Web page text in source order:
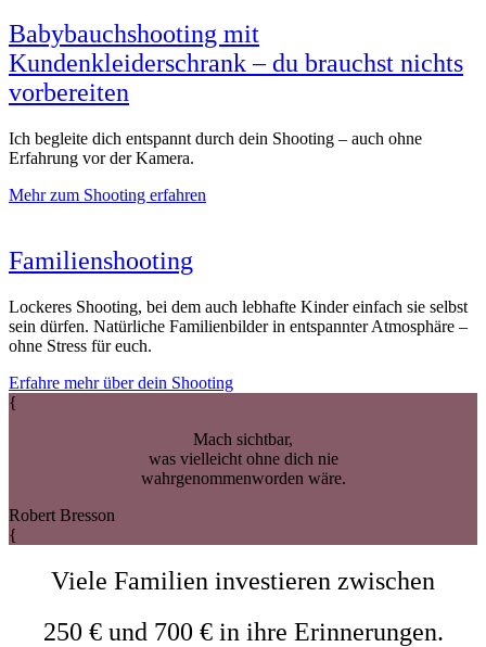
Babybauchshooting mit
Kundenkleiderschrank – du brauchst nichts
vorbereiten
Ich begleite dich entspannt durch dein Shooting – auch ohne
Erfahrung vor der Kamera.
Mehr zum Shooting erfahren
Familienshooting
Lockeres Shooting, bei dem auch lebhafte Kinder einfach sie selbst
sein dürfen. Natürliche Familienbilder in entspannter Atmosphäre –
ohne Stress für euch.
Erfahre mehr über dein Shooting
{
Mach sichtbar,
was vielleicht ohne dich nie
wahrgenommenworden wäre.
Robert Bresson
{
Viele Familien investieren zwischen
250 € und 700 € in ihre Erinnerungen.